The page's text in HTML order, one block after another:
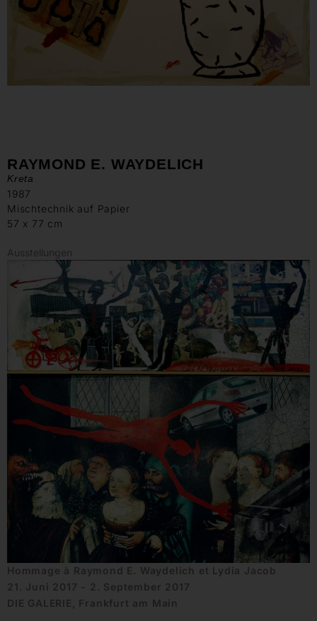
RAYMOND E. WAYDELICH
Kreta
1987
Mischtechnik auf Papier
57 x 77 cm
Ausstellungen
Hommage à Raymond E. Waydelich et Lydia Jacob
21. Juni 2017 - 2. September 2017
DIE GALERIE, Frankfurt am Main